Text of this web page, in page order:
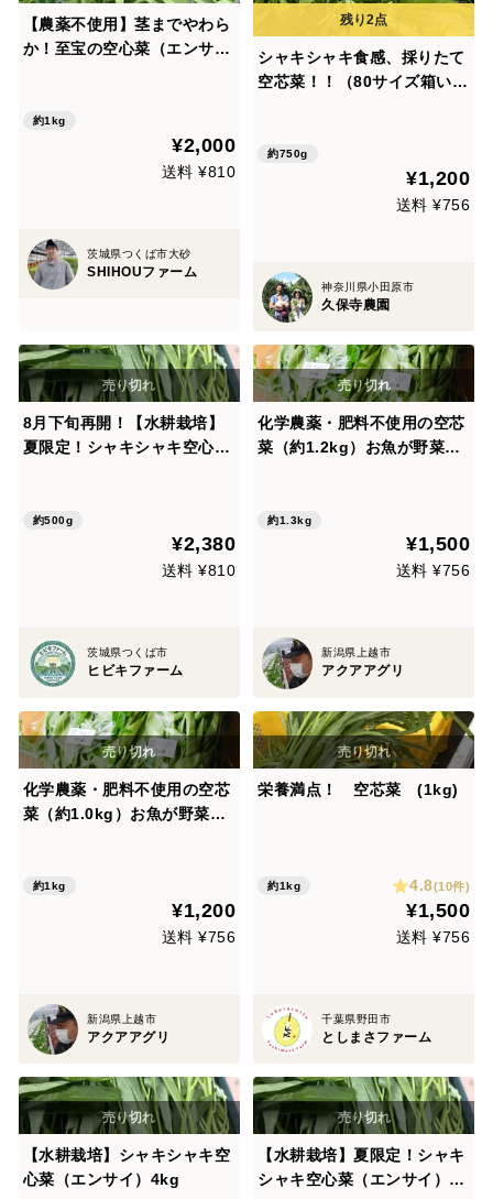
【農薬不使用】茎までやわら
か！至宝の空心菜（エンサ
約1kg
¥2,000
送料 ¥810
茨城県つくば市大砂
SHIHOUファーム
シャキシャキ食感、採りたて
空芯菜！！（80サイズ箱いっ
約750g
¥1,200
送料 ¥756
神奈川県小田原市
久保寺農園
8月下旬再開！【水耕栽培】
夏限定！シャキシャキ空心菜
約500g
¥2,380
送料 ¥810
茨城県つくば市
ヒビキファーム
化学農薬・肥料不使用の空芯
菜（約1.2kg）お魚が野菜を
約1.3kg
¥1,500
送料 ¥756
新潟県上越市
アクアアグリ
化学農薬・肥料不使用の空芯
菜（約1.0kg）お魚が野菜を
約1kg
¥1,200
送料 ¥756
新潟県上越市
アクアアグリ
栄養満点！ 空芯菜 (1kg)
約1kg 4.8(10件)
¥1,500
送料 ¥756
千葉県野田市
としまさファーム
【水耕栽培】シャキシャキ空
心菜（エンサイ）4kg
【水耕栽培】夏限定！シャキ
シャキ空心菜（エンサイ）1k